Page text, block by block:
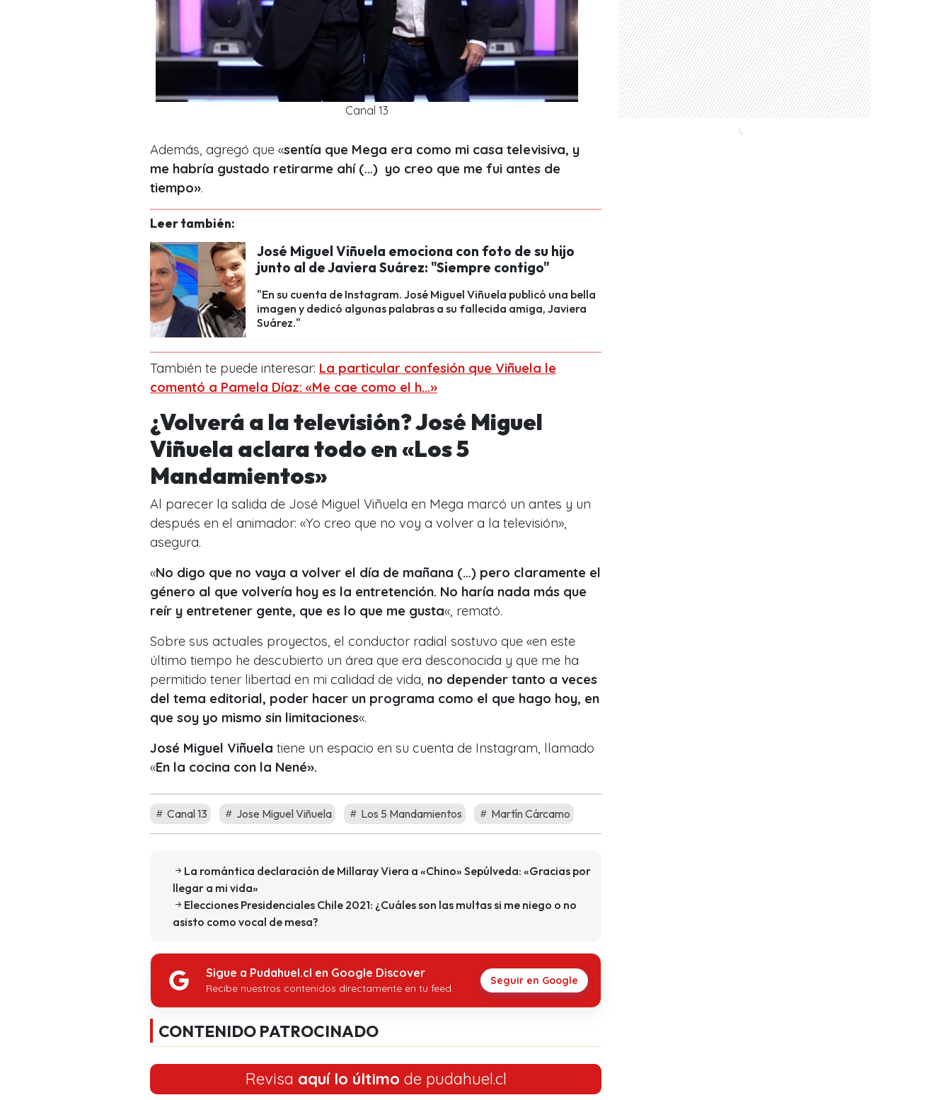
Canal 13
Además, agregó que «sentía que Mega era como mi casa televisiva, y
me habría gustado retirarme ahí (…) yo creo que me fui antes de
tiempo».
Leer también:
José Miguel Viñuela emociona con foto de su hijo
junto al de Javiera Suárez: "Siempre contigo"
"En su cuenta de Instagram. José Miguel Viñuela publicó una bella
imagen y dedicó algunas palabras a su fallecida amiga, Javiera
Suárez."
También te puede interesar: La particular confesión que Viñuela le
comentó a Pamela Díaz: «Me cae como el h…»
¿Volverá a la televisión? José Miguel
Viñuela aclara todo en «Los 5
Mandamientos»
Al parecer la salida de José Miguel Viñuela en Mega marcó un antes y un
después en el animador: «Yo creo que no voy a volver a la televisión»,
asegura.
«No digo que no vaya a volver el día de mañana (…) pero claramente el
género al que volvería hoy es la entretención. No haría nada más que
reír y entretener gente, que es lo que me gusta«, remató.
Sobre sus actuales proyectos, el conductor radial sostuvo que «en este
último tiempo he descubierto un área que era desconocida y que me ha
permitido tener libertad en mi calidad de vida, no depender tanto a veces
del tema editorial, poder hacer un programa como el que hago hoy, en
que soy yo mismo sin limitaciones«.
José Miguel Viñuela tiene un espacio en su cuenta de Instagram, llamado
«En la cocina con la Nené».
Canal 13 Jose Miguel Viñuela Los 5 Mandamientos Martín Cárcamo
La romántica declaración de Millaray Viera a «Chino» Sepúlveda: «Gracias por
llegar a mi vida»
Elecciones Presidenciales Chile 2021: ¿Cuáles son las multas si me niego o no
asisto como vocal de mesa?
Sigue a Pudahuel.cl en Google Discover
Recibe nuestros contenidos directamente en tu feed.
Seguir en Google
CONTENIDO PATROCINADO
Revisa aquí lo último de pudahuel.cl